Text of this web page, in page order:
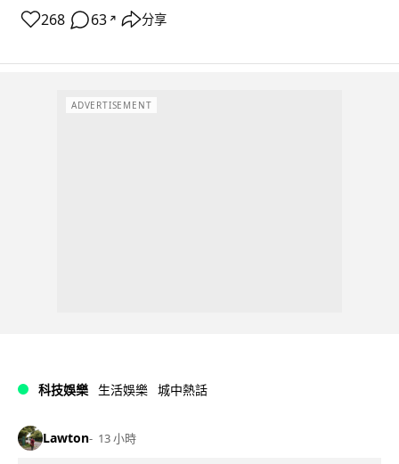
268 63 ↗ 分享
ADVERTISEMENT
科技娛樂 生活娛樂 城中熱話
Lawton 13 小時